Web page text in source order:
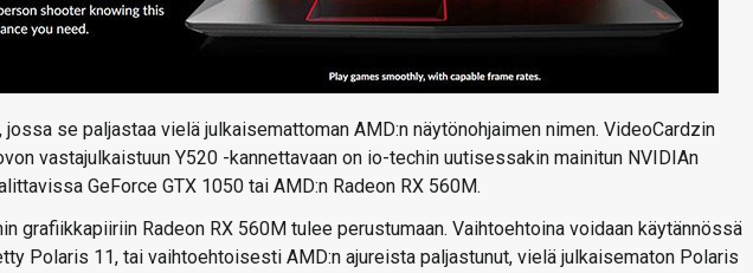
se paljastaa vielä julkaisemattoman AMD:n näytönohjaimen nimen. VideoCardzin
vastajulkaistuun Y520 -kannettavaan on io-techin uutisessakin mainitun NVIDIAn
GeForce GTX 1050 tai AMD:n Radeon RX 560M.
grafiikkapiiriin Radeon RX 560M tulee perustumaan. Vaihtoehtoina voidaan käytännössä
Polaris 11, tai vaihtoehtoisesti AMD:n ajureista paljastunut, vielä julkaisematon Polaris